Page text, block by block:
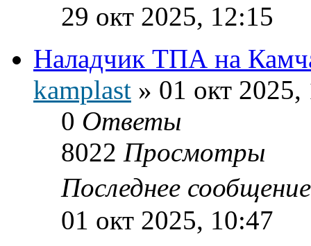
29 окт 2025, 12:15
Наладчик ТПА на
kamplast » 01 окт 2025,
0 Ответы
8022 Просмотры
Последнее
01 окт 2025, 10:47